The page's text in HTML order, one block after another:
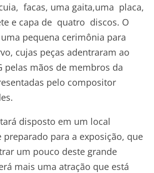
facas, uma gaita,uma placa,
e capa de quatro discos. O
pequena cerimônia para
cujas peças adentraram ao
pelas mãos de membros da
pelo compositor
disposto em um local
preparado para a exposição, que
um pouco deste grande
mais uma atração que está